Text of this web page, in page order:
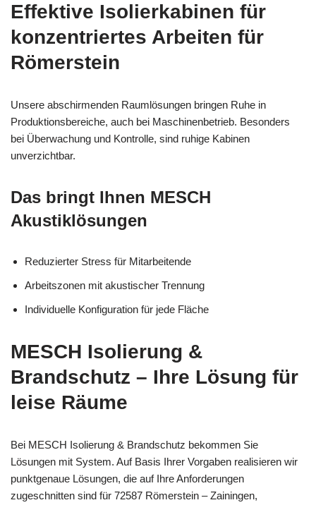
Effektive Isolierkabinen für
konzentriertes Arbeiten für
Römerstein
Unsere abschirmenden Raumlösungen bringen Ruhe in
Produktionsbereiche, auch bei Maschinenbetrieb. Besonders
bei Überwachung und Kontrolle, sind ruhige Kabinen
unverzichtbar.
Das bringt Ihnen MESCH
Akustiklösungen
Reduzierter Stress für Mitarbeitende
Arbeitszonen mit akustischer Trennung
Individuelle Konfiguration für jede Fläche
MESCH Isolierung &
Brandschutz – Ihre Lösung für
leise Räume
Bei MESCH Isolierung & Brandschutz bekommen Sie
Lösungen mit System. Auf Basis Ihrer Vorgaben realisieren wir
punktgenaue Lösungen, die auf Ihre Anforderungen
zugeschnitten sind für 72587 Römerstein – Zainingen,